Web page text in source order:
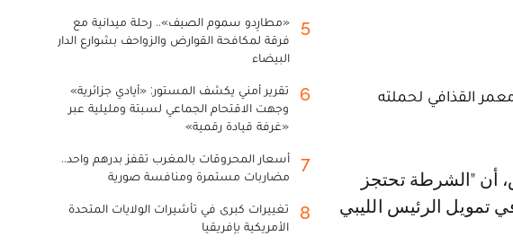
القذافي لحملته
تمويل الرئيس الليبي
5
«مطارِدو سموم الصيف».. رحلة ميدانية مع
فرقة لمكافحة القوارض والزواحف بشوارع الدار
البيضاء
6
تقرير أمني يكشف المستور: «أيادي جزائرية»
وجهت الاقتحام الجماعي لسبتة ومليلية عبر
«غرفة قيادة رقمية»
7
أسعار المحروقات بالمغرب تقفز بدرهم واحد..
مضاربات مستمرة ومنافسة صورية
8
تغييرات كبرى في تأشيرات الولايات المتحدة
الأمريكية بإفريقيا